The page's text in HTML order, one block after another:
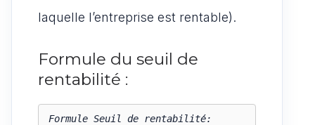
laquelle l’entreprise est rentable).
Formule du seuil de
rentabilité :
Formule Seuil de rentabilité: